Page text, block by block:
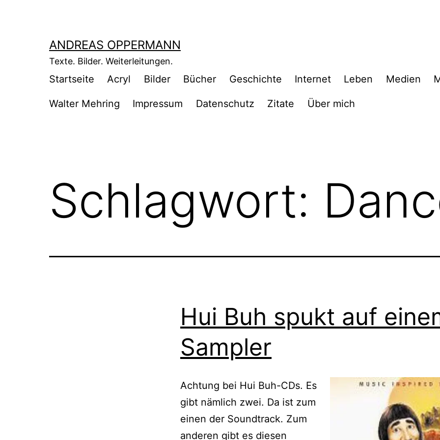
ANDREAS OPPERMANN
Texte. Bilder. Weiterleitungen.
Startseite Acryl Bilder Bücher Geschichte Internet Leben Medien
Walter Mehring Impressum Datenschutz Zitate Über mich
Schlagwort:
Hui Buh spukt auf
Sampler
Achtung bei Hui Buh-CDs. Es
gibt nämlich zwei. Da ist zum
einen der Soundtrack. Zum
anderen gibt es diesen